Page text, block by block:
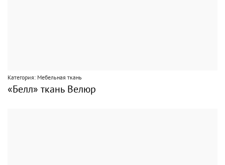
Категория: Мебельная ткань
«Белл» ткань Велюр